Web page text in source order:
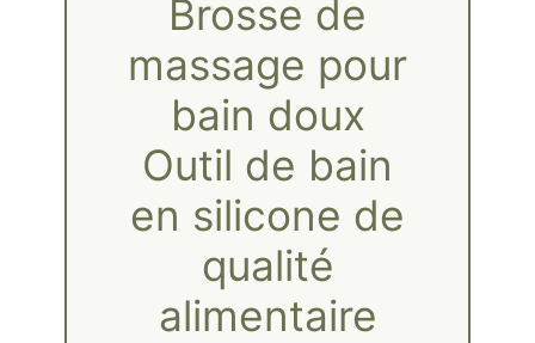
Brosse de
massage pour
bain doux
Outil de bain
en silicone de
qualité
alimentaire